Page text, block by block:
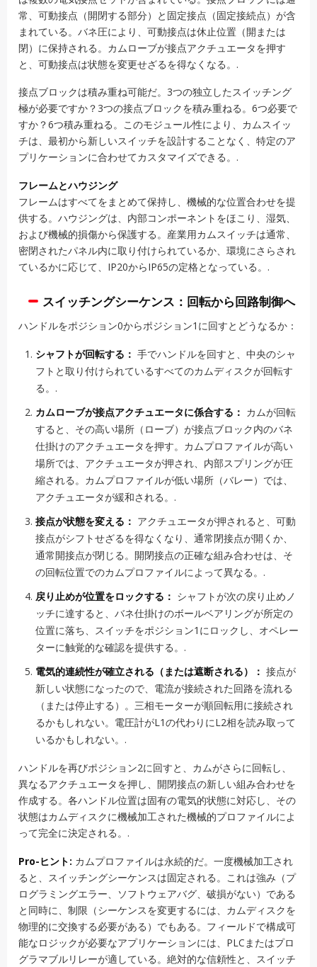
常、可動接点（開閉する部分）と固定接点（固定接続点）が含
まれている。バネ圧により、可動接点は休止位置（開または
閉）に保持される。カムローブが接点アクチュエータを押す
と、可動接点は状態を変更せざるを得なくなる。.
接点ブロックは積み重ね可能だ。3つの独立したスイッチング
極が必要ですか？3つの接点ブロックを積み重ねる。6つ必要で
すか？6つ積み重ねる。このモジュール性により、カムスイッ
チは、最初から新しいスイッチを設計することなく、特定のア
プリケーションに合わせてカスタマイズできる。.
フレームとハウジング
フレームはすべてをまとめて保持し、機械的な位置合わせを提
供する。ハウジングは、内部コンポーネントをほこり、湿気、
および機械的損傷から保護する。産業用カムスイッチは通常、
密閉されたパネル内に取り付けられているか、環境にさらされ
ているかに応じて、IP20からIP65の定格となっている。.
スイッチングシーケンス：回転から回路制御へ
ハンドルをポジション0からポジション1に回すとどうなるか：
シャフトが回転する： 手でハンドルを回すと、中央のシャ
フトと取り付けられているすべてのカムディスクが回転す
る。.
カムローブが接点アクチュエータに係合する： カムが回転
すると、その高い場所（ローブ）が接点ブロック内のバネ
仕掛けのアクチュエータを押す。カムプロファイルが高い
場所では、アクチュエータが押され、内部スプリングが圧
縮される。カムプロファイルが低い場所（バレー）では、
アクチュエータが緩和される。.
接点が状態を変える： アクチュエータが押されると、可動
接点がシフトせざるを得なくなり、通常閉接点が開くか、
通常開接点が閉じる。開閉接点の正確な組み合わせは、そ
の回転位置でのカムプロファイルによって異なる。.
戻り止めが位置をロックする： シャフトが次の戻り止めノ
ッチに達すると、バネ仕掛けのボールベアリングが所定の
位置に落ち、スイッチをポジション1にロックし、オペレー
ターに触覚的な確認を提供する。.
電気的連続性が確立される（または遮断される）： 接点が
新しい状態になったので、電流が接続された回路を流れる
（または停止する）。三相モーターが順回転用に接続され
るかもしれない。電圧計がL1の代わりにL2相を読み取って
いるかもしれない。.
ハンドルを再びポジション2に回すと、カムがさらに回転し、
異なるアクチュエータを押し、開閉接点の新しい組み合わせを
作成する。各ハンドル位置は固有の電気的状態に対応し、その
状態はカムディスクに機械加工された機械的プロファイルによ
って完全に決定される。.
Pro-ヒント: カムプロファイルは永続的だ。一度機械加工され
ると、スイッチングシーケンスは固定される。これは強み（プ
ログラミングエラー、ソフトウェアバグ、破損がない）である
と同時に、制限（シーケンスを変更するには、カムディスクを
物理的に交換する必要がある）でもある。フィールドで構成可
能なロジックが必要なアプリケーションには、PLCまたはプロ
グラマブルリレーが適している。絶対的な信頼性と、スイッチ